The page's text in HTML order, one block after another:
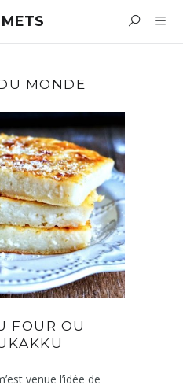
MONDE
FOUR OU
venue l’idée de